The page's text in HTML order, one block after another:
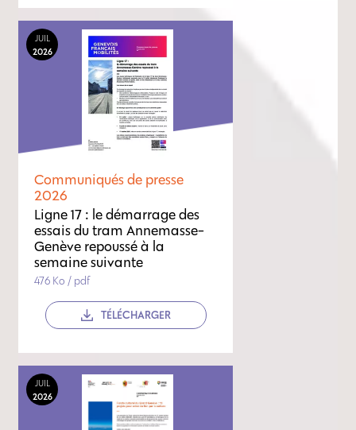
JUIL
2026
Communiqués de presse
2026
Ligne 17 : le démarrage des
essais du tram Annemasse-
Genève repoussé à la
semaine suivante
476 Ko / pdf
TÉLÉCHARGER
JUIL
2026